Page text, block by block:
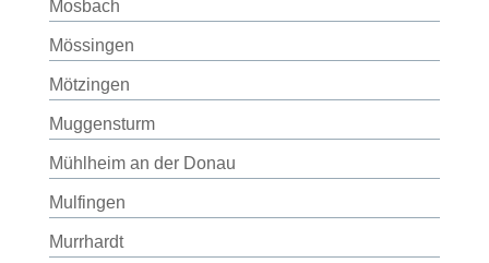
Mosbach
Mössingen
Mötzingen
Muggensturm
Mühlheim an der Donau
Mulfingen
Murrhardt